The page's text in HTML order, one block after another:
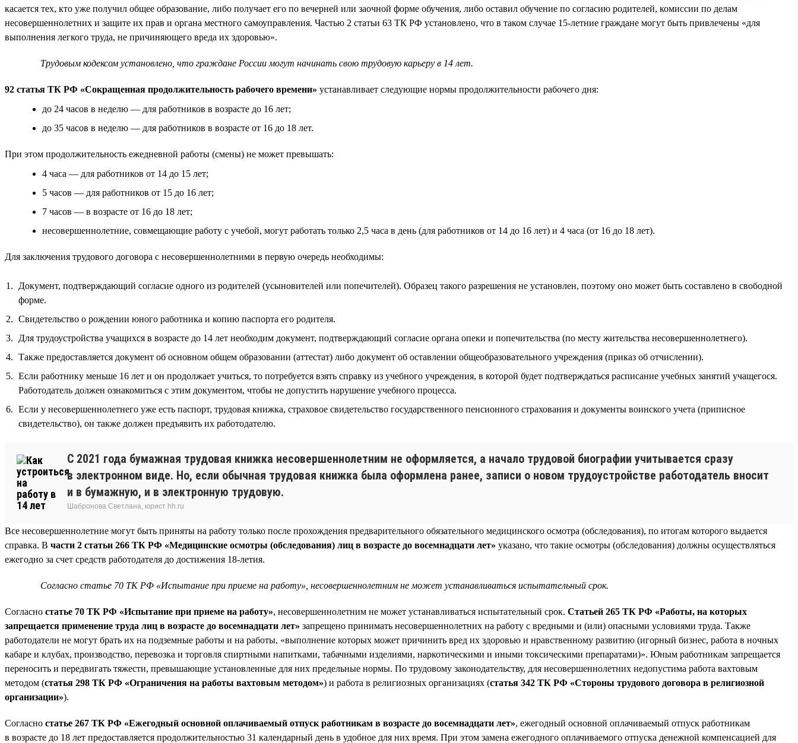
касается тех, кто уже получил общее образование, либо получает его по вечерней или заочной форме обучения, либо оставил обучение по согласию родителей, комиссии по делам
несовершеннолетних и защите их прав и органа местного самоуправления. Частью 2 статьи 63 ТК РФ установлено, что в таком случае 15-летние граждане могут быть привлечены «для
выполнения легкого труда, не причиняющего вреда их здоровью».
Трудовым кодексом установлено, что граждане России могут начинать свою трудовую карьеру в 14 лет.
92 статья ТК РФ «Сокращенная продолжительность рабочего времени» устанавливает следующие нормы продолжительности рабочего дня:
до 24 часов в неделю — для работников в возрасте до 16 лет;
до 35 часов в неделю — для работников в возрасте от 16 до 18 лет.
При этом продолжительность ежедневной работы (смены) не может превышать:
4 часа — для работников от 14 до 15 лет;
5 часов — для работников от 15 до 16 лет;
7 часов — в возрасте от 16 до 18 лет;
несовершеннолетние, совмещающие работу с учебой, могут работать только 2,5 часа в день (для работников от 14 до 16 лет) и 4 часа (от 16 до 18 лет).
Для заключения трудового договора с несовершеннолетними в первую очередь необходимы:
Документ, подтверждающий согласие одного из родителей (усыновителей или попечителей). Образец такого разрешения не установлен, поэтому оно может быть составлено в свободной
форме.
Свидетельство о рождении юного работника и копию паспорта его родителя.
Для трудоустройства учащихся в возрасте до 14 лет необходим документ, подтверждающий согласие органа опеки и попечительства (по месту жительства несовершеннолетнего).
Также предоставляется документ об основном общем образовании (аттестат) либо документ об оставлении общеобразовательного учреждения (приказ об отчислении).
Если работнику меньше 16 лет и он продолжает учиться, то потребуется взять справку из учебного учреждения, в которой будет подтверждаться расписание учебных занятий учащегося.
Работодатель должен ознакомиться с этим документом, чтобы не допустить нарушение учебного процесса.
Если у несовершеннолетнего уже есть паспорт, трудовая книжка, страховое свидетельство государственного пенсионного страхования и документы воинского учета (приписное
свидетельство), он также должен предъявить их работодателю.
С 2021 года бумажная трудовая книжка несовершеннолетним не оформляется, а начало трудовой биографии учитывается сразу
в электронном виде. Но, если обычная трудовая книжка была оформлена ранее, записи о новом трудоустройстве работодатель вносит
и в бумажную, и в электронную трудовую.
Шабронова Светлана, юрист hh.ru
Все несовершеннолетние могут быть приняты на работу только после прохождения предварительного обязательного медицинского осмотра (обследования), по итогам которого выдается
справка. В части 2 статьи 266 ТК РФ «Медицинские осмотры (обследования) лиц в возрасте до восемнадцати лет» указано, что такие осмотры (обследования) должны осуществляться
ежегодно за счет средств работодателя до достижения 18-летия.
Согласно статье 70 ТК РФ «Испытание при приеме на работу», несовершеннолетним не может устанавливаться испытательный срок.
Согласно статье 70 ТК РФ «Испытание при приеме на работу», несовершеннолетним не может устанавливаться испытательный срок. Статьей 265 ТК РФ «Работы, на которых
запрещается применение труда лиц в возрасте до восемнадцати лет» запрещено принимать несовершеннолетних на работу с вредными и (или) опасными условиями труда. Также
работодатели не могут брать их на подземные работы и на работы, «выполнение которых может причинить вред их здоровью и нравственному развитию (игорный бизнес, работа в ночных
кабаре и клубах, производство, перевозка и торговля спиртными напитками, табачными изделиями, наркотическими и иными токсическими препаратами)». Юным работникам запрещается
переносить и передвигать тяжести, превышающие установленные для них предельные нормы. По трудовому законодательству, для несовершеннолетних недопустима работа вахтовым
методом (статья 298 ТК РФ «Ограничения на работы вахтовым методом») и работа в религиозных организациях (статья 342 ТК РФ «Стороны трудового договора в религиозной
организации»).
Согласно статье 267 ТК РФ «Ежегодный основной оплачиваемый отпуск работникам в возрасте до восемнадцати лет», ежегодный основной оплачиваемый отпуск работникам
в возрасте до 18 лет предоставляется продолжительностью 31 календарный день в удобное для них время. При этом замена ежегодного оплачиваемого отпуска денежной компенсацией для